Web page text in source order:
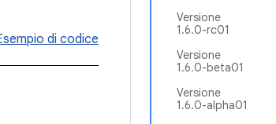
Versione
1.6.0-rc01
Versione
1.6.0-beta01
Versione
1.6.0-alpha01
di codice